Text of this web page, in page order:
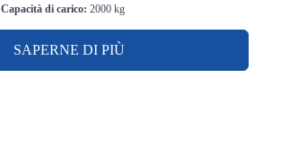
Capacità di carico: 2000 kg
SAPERNE DI PIÙ